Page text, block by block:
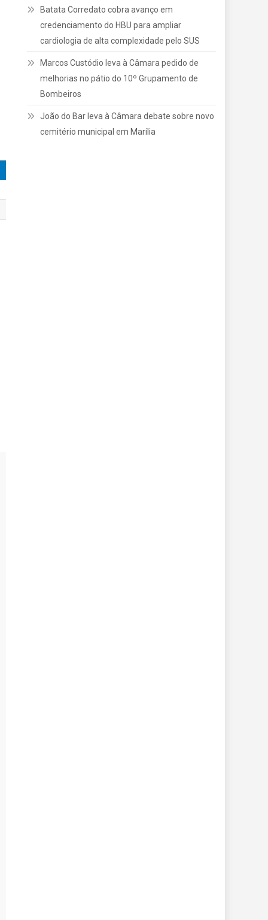
Batata Corredato cobra avanço em
credenciamento do HBU para ampliar
cardiologia de alta complexidade pelo SUS
Marcos Custódio leva à Câmara pedido de
melhorias no pátio do 10º Grupamento de
Bombeiros
João do Bar leva à Câmara debate sobre novo
cemitério municipal em Marília